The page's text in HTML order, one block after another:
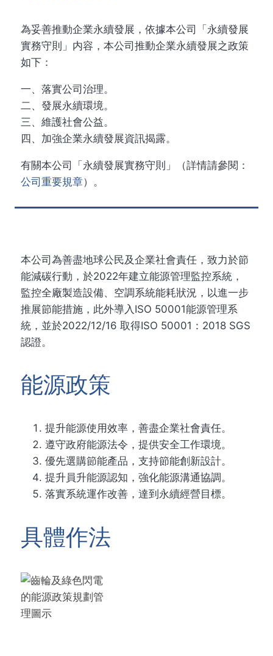
為妥善推動企業永續發展，依據本公司「永續發展
實務守則」内容，本公司推動企業永續發展之政策
如下：
一、落實公司治理。
二、發展永續環境。
三、維護社會公益。
四、加強企業永續發展資訊揭露。
有關本公司「永續發展實務守則」（詳情請參閱：
公司重要規章）。
本公司為善盡地球公民及企業社會責任，致力於節
能減碳行動，於2022年建立能源管理監控系統，
監控全廠製造設備、空調系統能耗狀況，以進一步
推展節能措施，此外導入ISO 50001能源管理系
統，並於2022/12/16 取得ISO 50001：2018 SGS
認證。
能源政策
提升能源使用效率，善盡企業社會責任。
遵守政府能源法令，提供安全工作環境。
優先選購節能產品，支持節能創新設計。
提升員升能源認知，強化能源溝通協調。
落實系統運作改善，達到永續經營目標。
具體作法